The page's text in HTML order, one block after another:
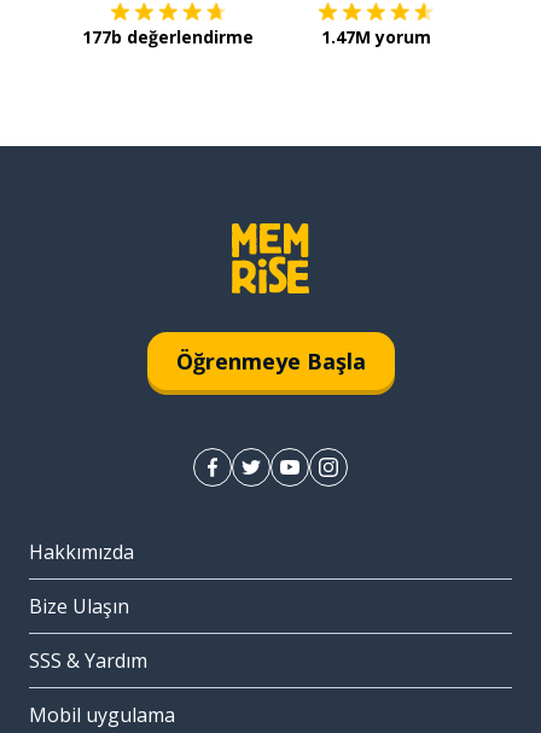
177b değerlendirme 1.47M yorum
Öğrenmeye Başla
Hakkımızda
Bize Ulaşın
SSS & Yardım
Mobil uygulama